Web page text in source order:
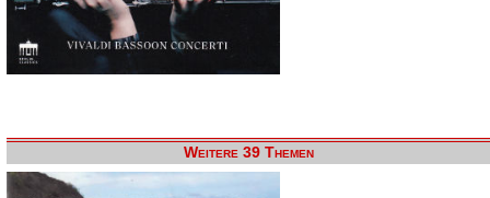
Weitere 39 Themen